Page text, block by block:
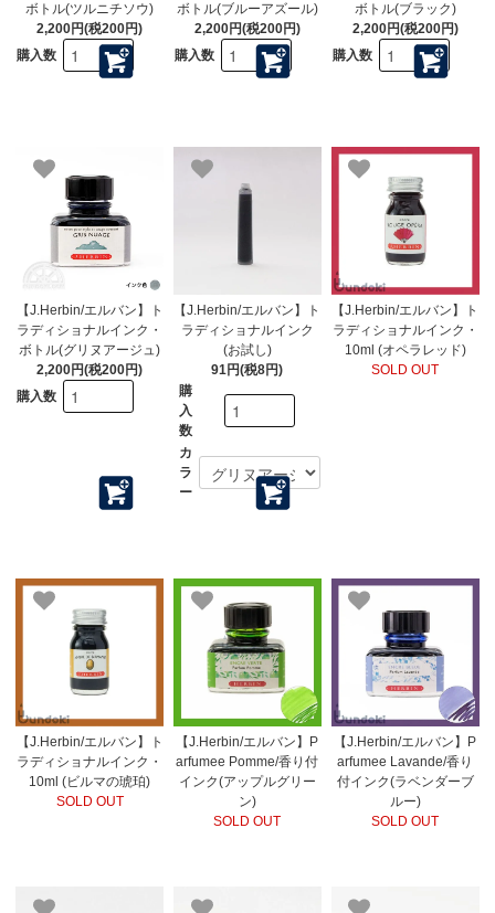
ボトル(ツルニチソウ)
2,200円(税200円)
購入数
ボトル(ブルーアズール)
2,200円(税200円)
購入数
ボトル(ブラック)
2,200円(税200円)
購入数
【J.Herbin/エルバン】ト
ラディショナルインク・
ボトル(グリヌアージュ)
2,200円(税200円)
購入数
【J.Herbin/エルバン】ト
ラディショナルインク
(お試し)
91円(税8円)
購
入
数
カ
ラ
ー
【J.Herbin/エルバン】ト
ラディショナルインク・
10ml (オペラレッド)
SOLD OUT
【J.Herbin/エルバン】ト
ラディショナルインク・
10ml (ビルマの琥珀)
SOLD OUT
【J.Herbin/エルバン】P
arfumee Pomme/香り付
インク(アップルグリー
ン)
SOLD OUT
【J.Herbin/エルバン】P
arfumee Lavande/香り
付インク(ラベンダーブ
ルー)
SOLD OUT